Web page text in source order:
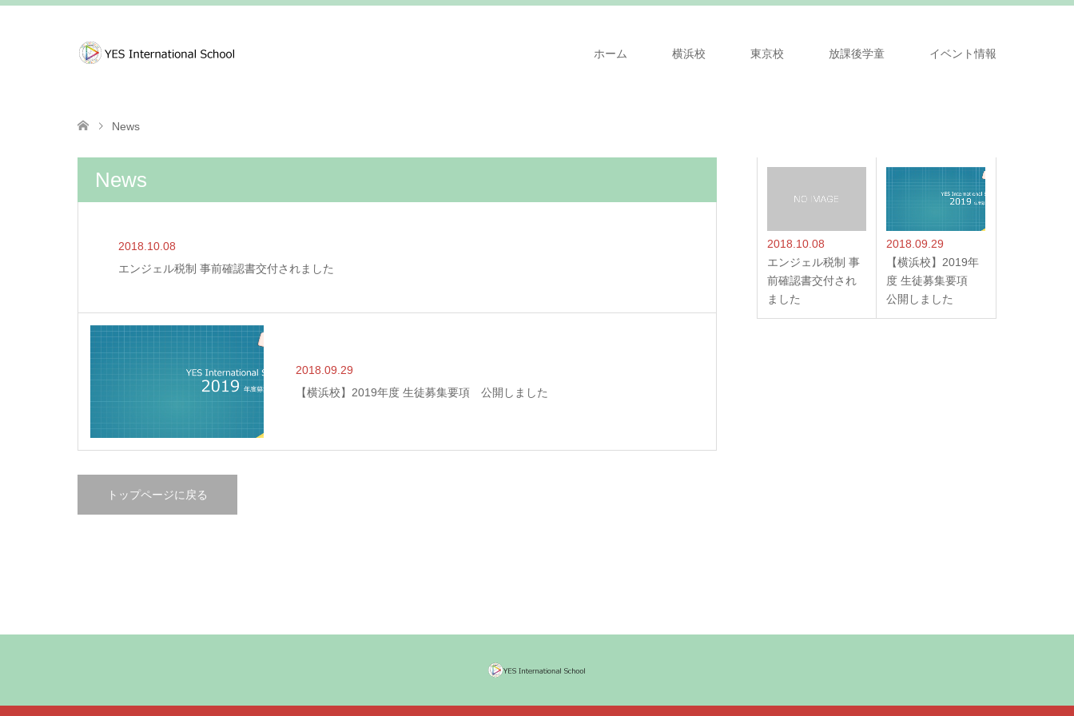
ホーム 横浜校 東京校 放課後学童 イベント情報
News
News
2018.10.08
エンジェル税制 事前確認書交付されました
2018.09.29
【横浜校】2019年度 生徒募集要項 公開しました
トップページに戻る
2018.10.08
エンジェル税制 事
前確認書交付され
ました
2018.09.29
【横浜校】2019年
度 生徒募集要項
公開しました